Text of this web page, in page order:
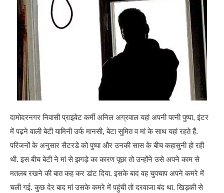
दामोदरनगर निवासी प्राइवेट कर्मी अनिल अग्रवाल यहां अपनी पत्‍‌नी पुष्पा, इंटर
में पढ़ने वाली बेटी यामिनी उर्फ मानसी, बेटा सुमित व मां के साथ यहां रहते हैं.
परिजनों के अनुसार सैटरडे को पुष्पा और उनकी सास के बीच कहासुनी हो रही
थी. इस बीच बेटी ने मां से झगड़े का कारण पूछा तो उन्होंने उसे अपने काम से
मतलब रखने की बात कह कर डांट दिया. इसके बाद वह चुपचाप अपने कमरे में
चली गई. कुछ देर बाद मां उसके कमरे में पहुंची तो दरवाजा बंद था. खिड़की से